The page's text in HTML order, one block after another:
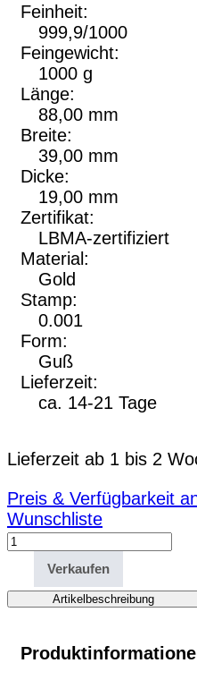
Feinheit:
999,9/1000
Feingewicht:
1000 g
Länge:
88,00 mm
Breite:
39,00 mm
Dicke:
19,00 mm
Zertifikat:
LBMA-zertifiziert
Material:
Gold
Stamp:
0.001
Form:
Guß
Lieferzeit:
ca. 14-21 Tage
Lieferzeit ab 1 bis 2
Preis & Verfügbarkeit
Wunschliste
1000g
Goldbarren
Umicore
Menge
Verkaufen
Artikelbeschreibung